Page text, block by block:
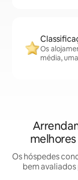
Os
média,
Os hóspedes
bem